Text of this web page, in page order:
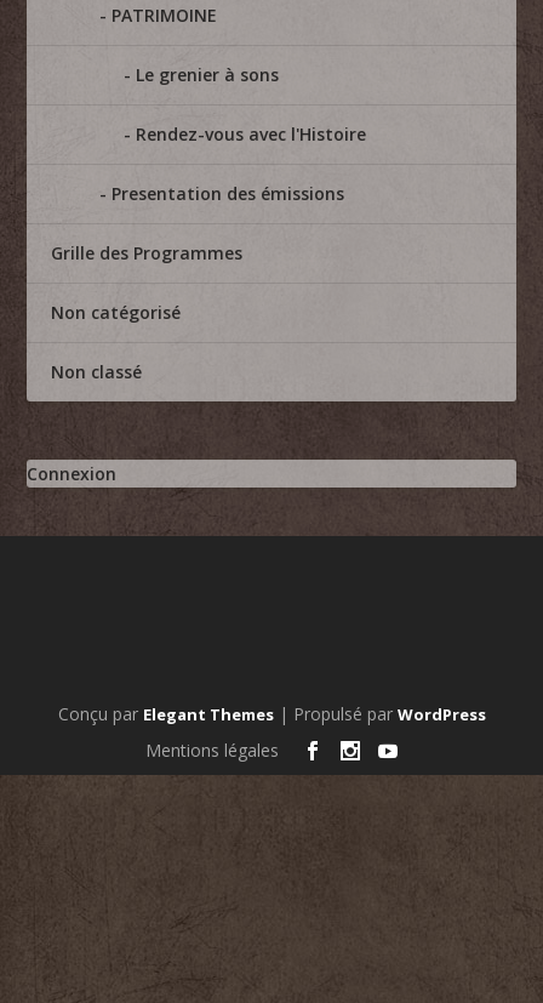
PATRIMOINE
Le grenier à sons
Rendez-vous avec l'Histoire
Presentation des émissions
Grille des Programmes
Non catégorisé
Non classé
Connexion
Conçu par Elegant Themes| Propulsé par WordPress
Mentions légales